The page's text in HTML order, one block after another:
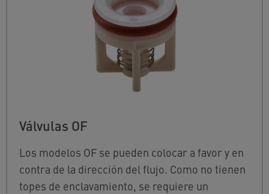
Válvulas OF
Los modelos OF se pueden colocar a favor y en
contra de la dirección del flujo. Como no tienen
topes de enclavamiento, se requiere un